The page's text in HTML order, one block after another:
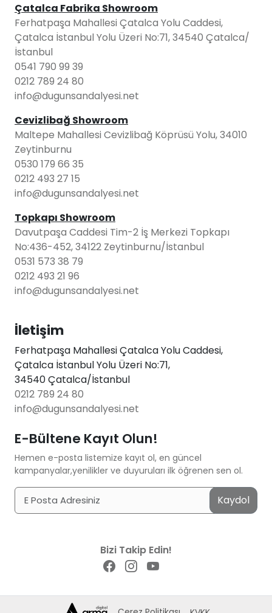
Çatalca Fabrika Showroom
Ferhatpaşa Mahallesi Çatalca Yolu Caddesi,
Çatalca İstanbul Yolu Üzeri No:71, 34540 Çatalca/
İstanbul
0541 790 99 39
0212 789 24 80
info@dugunsandalyesi.net
Cevizlibağ Showroom
Maltepe Mahallesi Cevizlibağ Köprüsü Yolu, 34010
Zeytinburnu
0530 179 66 35
0212 493 27 15
info@dugunsandalyesi.net
Topkapı Showroom
Davutpaşa Caddesi Tim-2 İş Merkezi Topkapı
No:436-452, 34122 Zeytinburnu/İstanbul
0531 573 38 79
0212 493 21 96
info@dugunsandalyesi.net
İletişim
Ferhatpaşa Mahallesi Çatalca Yolu Caddesi,
Çatalca İstanbul Yolu Üzeri No:71,
34540 Çatalca/İstanbul
0212 789 24 80
info@dugunsandalyesi.net
E-Bültene Kayıt Olun!
Hemen e-posta listemize kayıt ol, en güncel
kampanyalar,yenilikler ve duyuruları ilk öğrenen sen ol.
Kaydol
Bizi Takip Edin!